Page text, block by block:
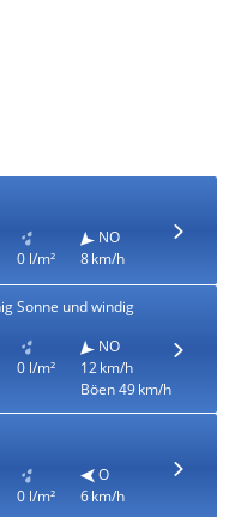
0 l/m²
NO
8 km/h
Sonne und windig
0 l/m²
NO
12 km/h
Böen 49 km/h
0 l/m²
O
6 km/h